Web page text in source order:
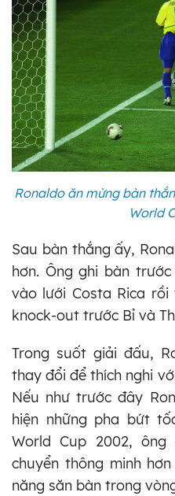
Ronaldo ăn mừng bàn
World
Sau bàn thắng ấy,
hơn. Ông ghi bàn
vào lưới Costa Rica
knock-out trước Bỉ và
Trong suốt giải đấu,
thay đổi để thích nghi
Nếu như trước đây
hiện những pha bứt
World Cup 2002,
chuyển thông minh
năng săn bàn trong